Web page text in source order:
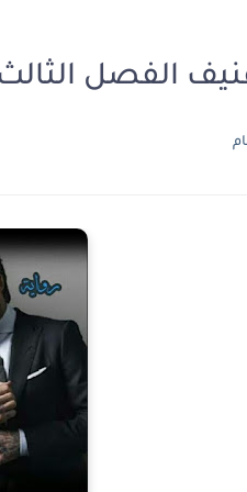
الثالث 3 بقلم ضي